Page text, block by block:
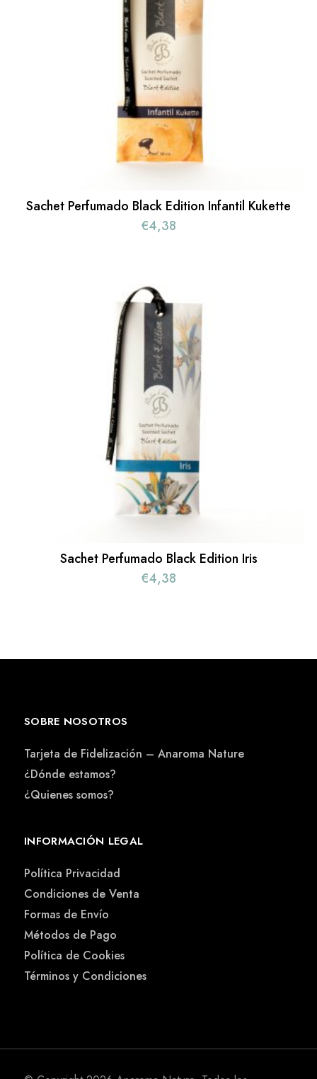
Sachet Perfumado Black Edition Infantil Kukette
€4,38
Sachet Perfumado Black Edition Iris
€4,38
SOBRE NOSOTROS
Tarjeta de Fidelización – Anaroma Nature
¿Dónde estamos?
¿Quienes somos?
INFORMACIÓN LEGAL
Política Privacidad
Condiciones de Venta
Formas de Envío
Métodos de Pago
Política de Cookies
Términos y Condiciones